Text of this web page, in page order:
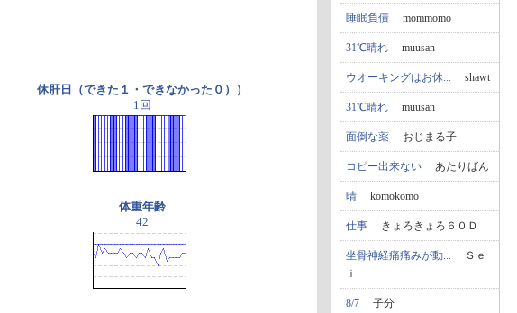
休肝日（できた１・できなかった０））
1回
体重年齢
42
睡眠負債 mommomo
31℃晴れ muusan
ウオーキングはお休... shawt
31℃晴れ muusan
面倒な薬 おじまる子
コピー出来ない あたりばん
晴 komokomo
仕事 きょろきょろ６０Ｄ
坐骨神経痛痛みが動... Ｓｅ
ｉ
8/7 子分